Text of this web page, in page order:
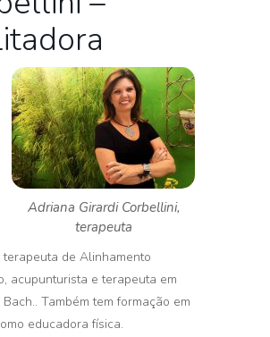
Adriana Girardi Corbellini,
terapeuta
terapeuta de Alinhamento
acupunturista e terapeuta em
Também tem formação em
educadora física.